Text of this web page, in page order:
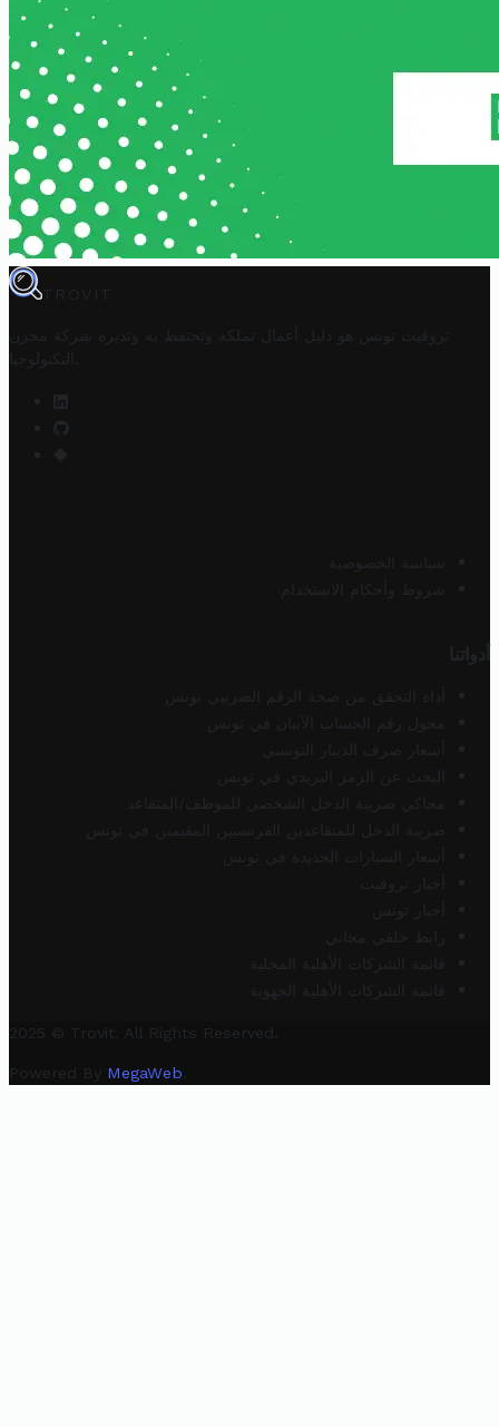
TROVIT
تروفيت تونس هو دليل أعمال تملكه وتحتفظ به وتديره
شركة مخزن
التكنولوجيا
سياسة الخصوصية
شروط وأحكام الاستخدام
أدواتنا
أداة التحقق من صحة الرقم الضريبي تونس
محول رقم الحساب الآيبان في تونس
أسعار صرف الدينار التونسي
البحث عن الرمز البريدي في تونس
محاكي ضريبة الدخل الشخصي للموظف/المتقاعد
ضريبة الدخل للمتقاعدين الفرنسيين المقيمين في تونس
أسعار السيارات الجديدة في تونس
أخبار تروفيت
أخبار تونس
رابط خلفي مجاني
قائمة الشركات الأهلية المحلية
قائمة الشركات الأهلية الجهوية
2025 © Trovit. All Rights Reserved.
Powered By MegaWeb